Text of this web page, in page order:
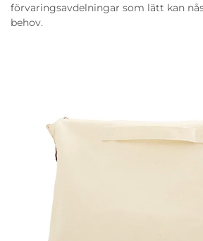
förvaringsavdelningar som lätt kan
behov.